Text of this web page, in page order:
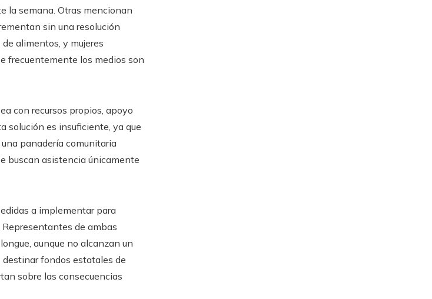
la semana. Otras mencionan
sin una resolución
alimentos, y mujeres
frecuentemente los medios son
con recursos propios, apoyo
solución es insuficiente, ya que
panadería comunitaria
buscan asistencia únicamente
a implementar para
de ambas
aunque no alcanzan un
destinar fondos estatales de
sobre las consecuencias